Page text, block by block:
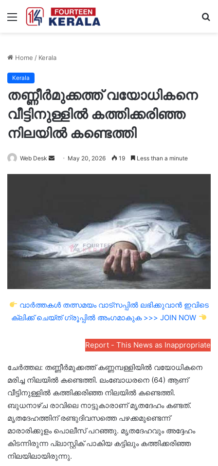
Menu
Home / Kerala
Kerala
തണ്ണീർമുക്കത്ത് വയോധികനെ
വീട്ടിനുള്ളിൽ കത്തിക്കരിഞ്ഞ
നിലയിൽ കണ്ടെത്തി
Web Desk
Send May 20, 2026 19 Less than a minute
വാർത്തകൾ തത്സമയം വാട്സപ്പിൽ ലഭിക്കുവാൻ ഇവിടെ
ക്ലിക്ക് ചെയ്ത് ഗ്രൂപ്പിൽ അംഗമാകുക >>> JOIN NOW
Report - This News as Inappropriate
ചേർത്തല: തണ്ണീർമുക്കത്ത് കണ്ണമ്പള്ളിയില്‍ വയോധികനെ
മരിച്ച നിലയിൽ കണ്ടെത്തി. ലംബോധരനെ (64) ആണ്
വീട്ടിനുള്ളിൽ കത്തിക്കരിഞ്ഞ നിലയിൽ കണ്ടെത്തി.
ബുധനാഴ്ച രാവിലെ നാട്ടുകാരാണ് മൃതദേഹം കണ്ടത്.
മൃതദേഹത്തിന് രണ്ടുദിവസത്തെ പഴക്കമുണ്ടെന്ന്
മാരാരിക്കുളം പൊലീസ് പറഞ്ഞു. മൃതദേഹവും അദ്ദേഹം
കിടന്നിരുന്ന പ്ലാസ്റ്റിക് പാകിയ കട്ടിലും കത്തിക്കരിഞ്ഞ
നിലയിലായിരുന്നു.